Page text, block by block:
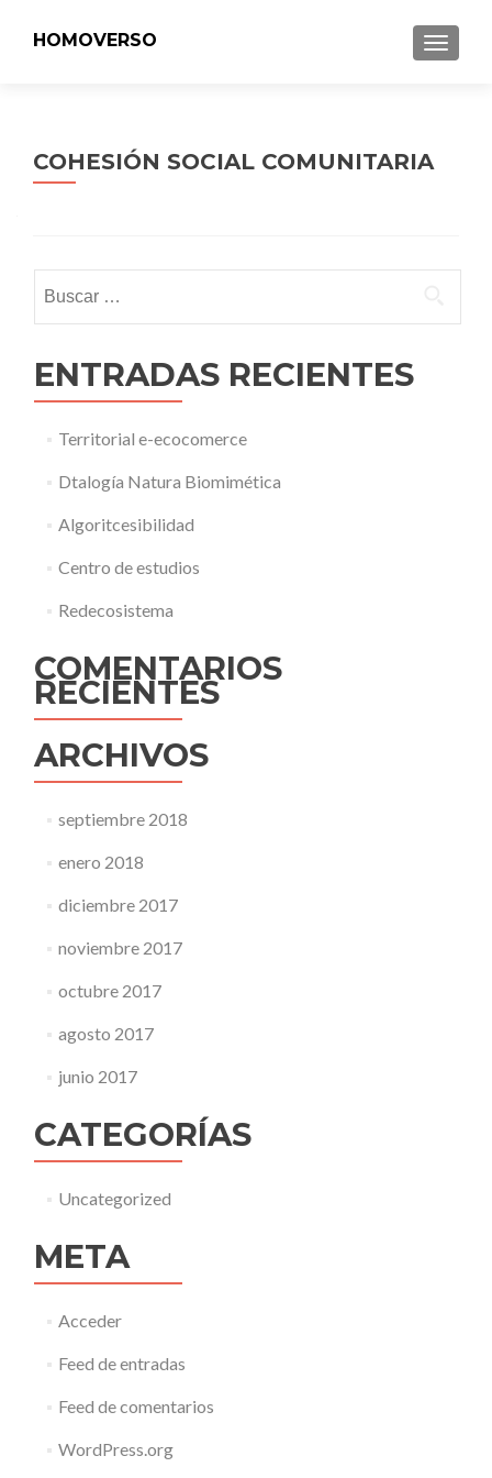
MENU
HOMOVERSO
COHESIÓN SOCIAL COMUNITARIA
ENTRADAS RECIENTES
Territorial e-ecocomerce
Dtalogía Natura Biomimética
Algoritcesibilidad
Centro de estudios
Redecosistema
COMENTARIOS
RECIENTES
ARCHIVOS
septiembre 2018
enero 2018
diciembre 2017
noviembre 2017
octubre 2017
agosto 2017
junio 2017
CATEGORÍAS
Uncategorized
META
Acceder
Feed de entradas
Feed de comentarios
WordPress.org